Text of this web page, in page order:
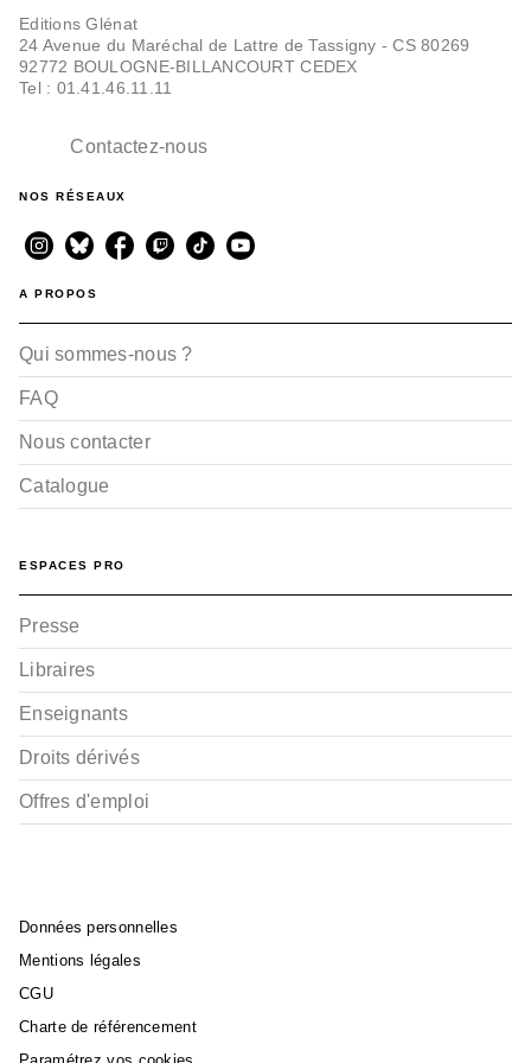
Editions Glénat
24 Avenue du Maréchal de Lattre de Tassigny - CS 80269
92772 BOULOGNE-BILLANCOURT CEDEX
Tel : 01.41.46.11.11
Contactez-nous
NOS RÉSEAUX
A PROPOS
Qui sommes-nous ?
FAQ
Nous contacter
Catalogue
ESPACES PRO
Presse
Libraires
Enseignants
Droits dérivés
Offres d'emploi
Données personnelles
Mentions légales
CGU
Charte de référencement